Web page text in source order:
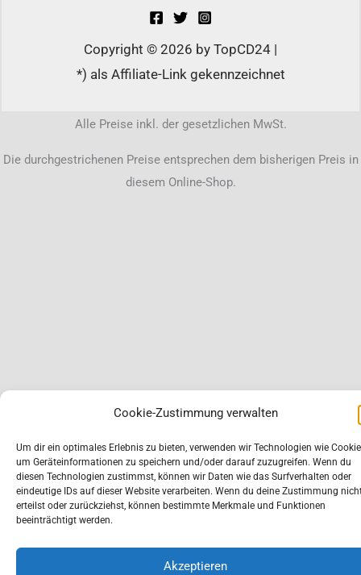
Cookie-Zustimmung verwalten
Um dir ein optimales Erlebnis zu bieten, verwenden wir Technologien wie
um Geräteinformationen zu speichern und/oder darauf zuzugreifen. Wenn du
diesen Technologien zustimmst, können wir Daten wie das Surfverhalten oder
eindeutige IDs auf dieser Website verarbeiten. Wenn du deine Zustimmung
erteilst oder zurückziehst, können bestimmte Merkmale und Funktionen
beeinträchtigt werden.
Akzeptieren
Copyright © 2026 by TopCD24 |
*) als Affiliate-Link gekennzeichnet
Alle Preise inkl. der gesetzlichen MwSt.
Die durchgestrichenen Preise entsprechen dem bisherigen Preis in
diesem Online-Shop.